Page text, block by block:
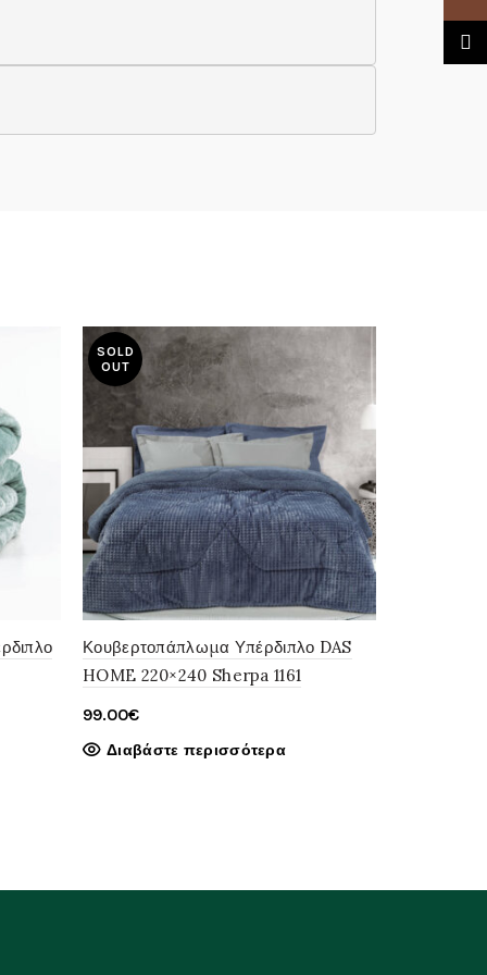
SOLD
OUT
Κουβερτοπάπλωμα Υπέρδιπλο DAS
HOME 220×240 Sherpa 1161
99.00€
Διαβάστε περισσότερα
TikTok